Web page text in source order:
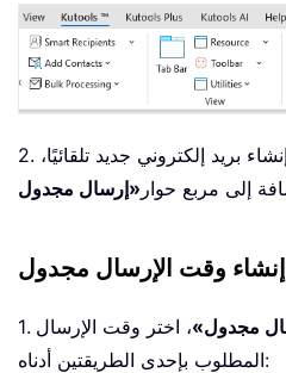
2. سيتم فتح نافذة إنشاء بريد إلكتروني جديد تلقائيًا،
إلى مربع حوار
مجدول»، اختر وقت الإرسال
المطلوب بإحدى الطريقتين أدناه: